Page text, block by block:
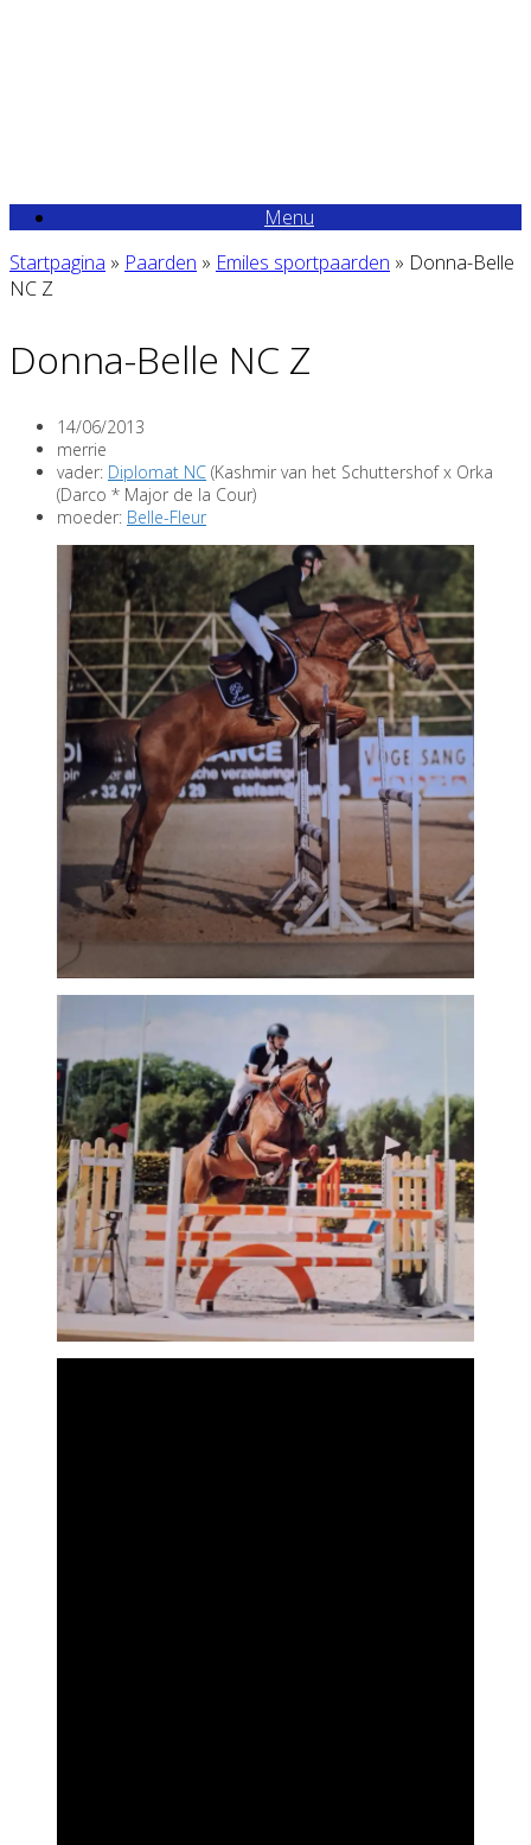
Menu
Startpagina » Paarden » Emiles sportpaarden » Donna-Belle
NC Z
Donna-Belle NC Z
14/06/2013
merrie
vader: Diplomat NC (Kashmir van het Schuttershof x Orka
(Darco * Major de la Cour)
moeder: Belle-Fleur